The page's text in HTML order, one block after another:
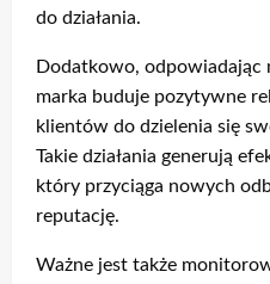
do działania.
Dodatkowo, odpowiadając
marka buduje pozytywne
klientów do dzielenia się
Takie działania generują
który przyciąga nowych
reputację.
Ważne jest także